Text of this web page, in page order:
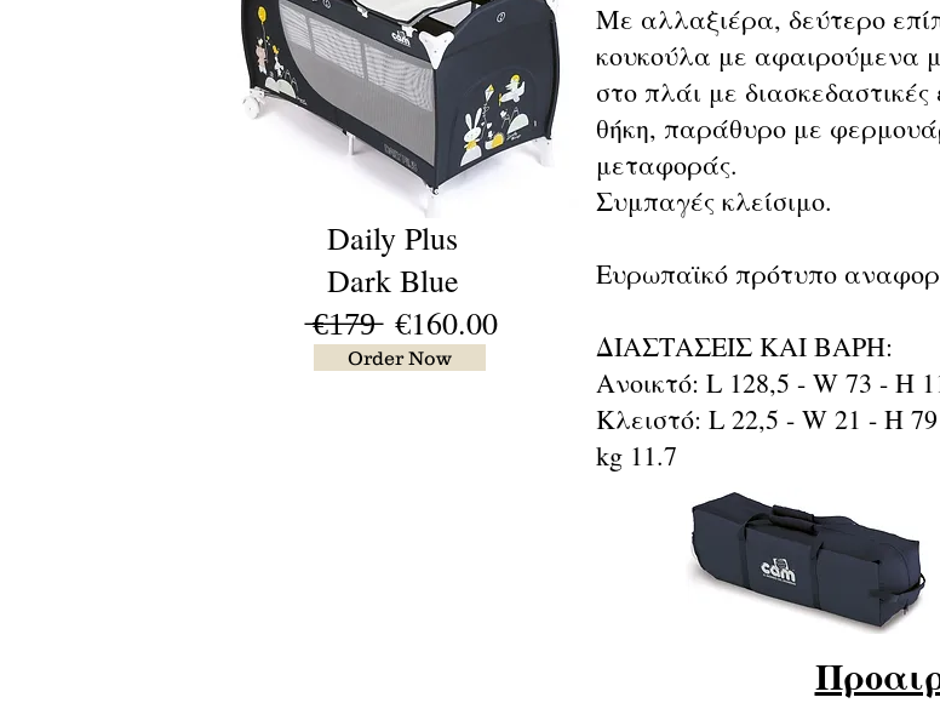
Daily Plus
Dark Blue
̶€̶1̶7̶9̶ €160.00
Order Now
Με αλλαξιέρα, δεύτερο
κουκούλα με αφαιρούμενα
στο πλάι με
θήκη, παράθυρο με
μεταφοράς.
Συμπαγές κλείσιμο.
Ευρωπαϊκό πρότυπο
ΔΙΑΣΤΑΣΕΙΣ ΚΑΙ ΒΑΡΗ:
Ανοικτό: L 128,5 - W 73 - H
Κλειστό: L 22,5 - W 21 - H
kg 11.7